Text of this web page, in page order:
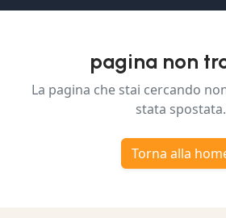
pagina non
La pagina che stai cercando
stata spostata.
Torna alla